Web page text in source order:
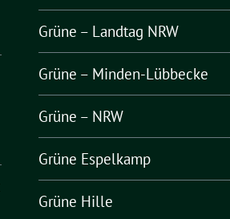
Grüne – Landtag NRW
Grüne – Minden-Lübbecke
Grüne – NRW
Grüne Espelkamp
Grüne Hille